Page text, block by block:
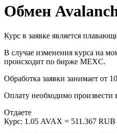
Обмен
Курс в заявке является
В случае изменения курса на
происходит по бирже MEXC.
Обработка заявки занимает от
Оплату необходимо произвести
Отдаете
Курс: 1.05 AVAX = 511.367 RUB